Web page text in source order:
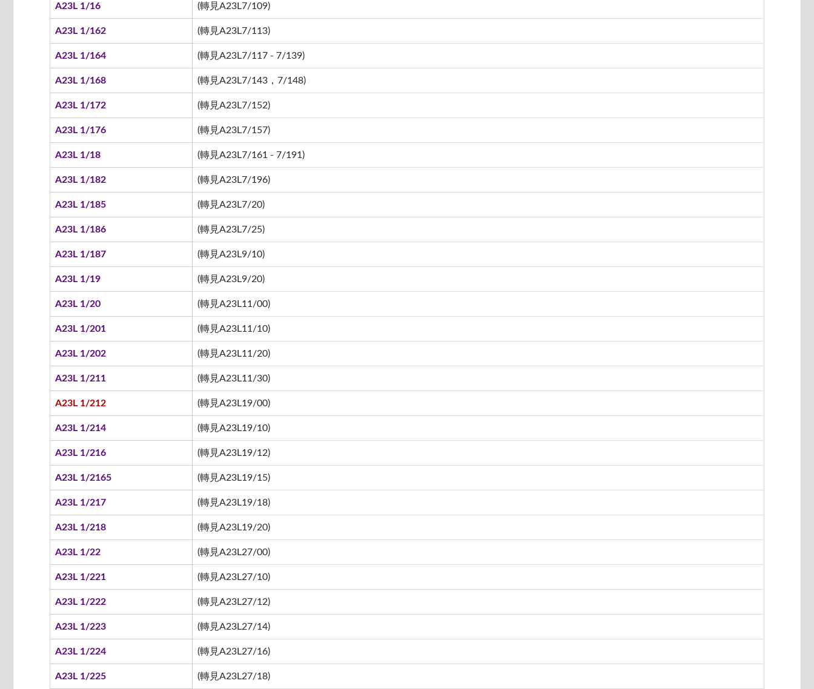
A23L 1/16 (轉見A23L7/109)
A23L 1/162 (轉見A23L7/113)
A23L 1/164 (轉見A23L7/117 - 7/139)
A23L 1/168 (轉見A23L7/143，7/148)
A23L 1/172 (轉見A23L7/152)
A23L 1/176 (轉見A23L7/157)
A23L 1/18 (轉見A23L7/161 - 7/191)
A23L 1/182 (轉見A23L7/196)
A23L 1/185 (轉見A23L7/20)
A23L 1/186 (轉見A23L7/25)
A23L 1/187 (轉見A23L9/10)
A23L 1/19 (轉見A23L9/20)
A23L 1/20 (轉見A23L11/00)
A23L 1/201 (轉見A23L11/10)
A23L 1/202 (轉見A23L11/20)
A23L 1/211 (轉見A23L11/30)
A23L 1/212 (轉見A23L19/00)
A23L 1/214 (轉見A23L19/10)
A23L 1/216 (轉見A23L19/12)
A23L 1/2165 (轉見A23L19/15)
A23L 1/217 (轉見A23L19/18)
A23L 1/218 (轉見A23L19/20)
A23L 1/22 (轉見A23L27/00)
A23L 1/221 (轉見A23L27/10)
A23L 1/222 (轉見A23L27/12)
A23L 1/223 (轉見A23L27/14)
A23L 1/224 (轉見A23L27/16)
A23L 1/225 (轉見A23L27/18)